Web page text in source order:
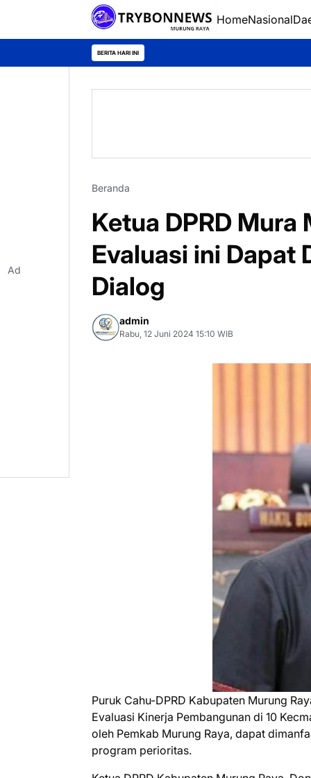
HomeNasional
BERITA HARI INI
Beranda
Ketua DPRD
Evaluasi ini Dapat
Dialog
admin
Rabu, 12 Juni 2024 15:10 WIB
Puruk Cahu-DPRD Kabupaten Murung
Evaluasi Kinerja Pembangunan di 10
oleh Pemkab Murung Raya, dapat
program perioritas.
Ad